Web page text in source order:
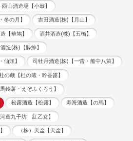
西山酒造場【小鼓】
冬の月】 吉田酒造(株)【月山】
【華鳩】 酒井酒造(株)【五橋】
造(株)【酔鯨】
仙頭】 司牡丹酒造(株)【一蕾・船中八策】
の蔵【杜の蔵・吟香露】
鈴薯・えぞふくろう】
松露酒造【松露】 寿海酒造【の馬】
童九千坊 紅乙女】
（株）天盃【天盃】